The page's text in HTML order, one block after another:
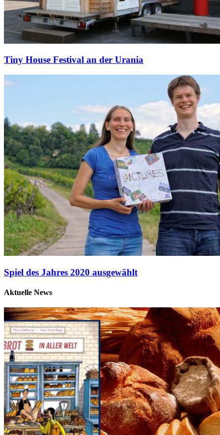
Tiny House Festival an der Urania
Spiel des Jahres 2020 ausgewählt
Aktuelle News